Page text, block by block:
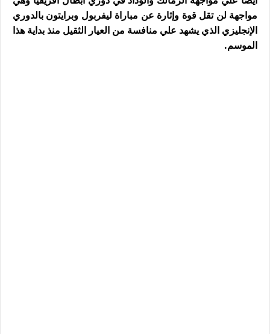
مواجهة لن تقل قوة وإثارة عن مباراة ليفربول وبرايتون بالدوري
الإنجليزي الذي يشهد علي منافسة من العيار الثقيل منذ بداية هذا
الموسم.